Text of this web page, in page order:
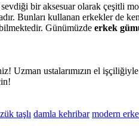
bir aksesuar olarak çeşitli
Bunları kullanan erkekler de
Günümüzde erkek
Uzman ustalarımızın el
taşlı damla kehribar modern